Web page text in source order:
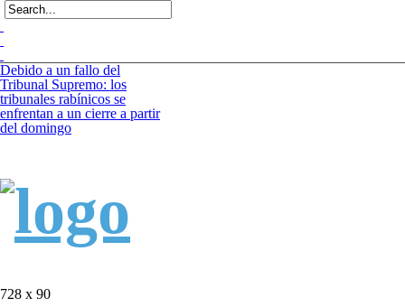
Debido a un fallo del
Tribunal Supremo: los
tribunales rabínicos se
enfrentan a un cierre a partir
del domingo
enfrenta a limitaciones para
aterrizar en la niebla
Alerta sanitaria: Se registra
la primera muerte por el
virus del Nilo Occidental en
728 x 90